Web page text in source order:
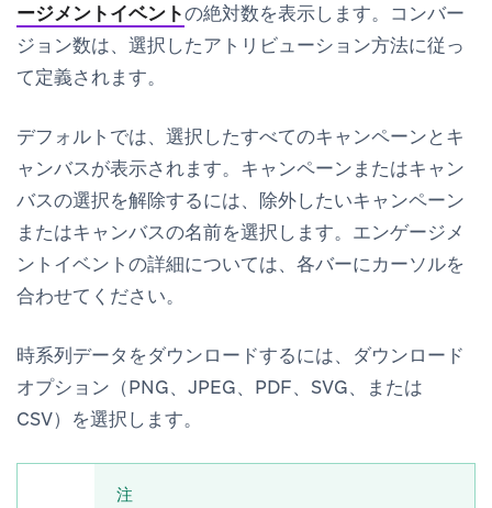
ージメントイベントの絶対数を表示します。コンバー
ジョン数は、選択したアトリビューション方法に従っ
て定義されます。
デフォルトでは、選択したすべてのキャンペーンとキ
ャンバスが表示されます。キャンペーンまたはキャン
バスの選択を解除するには、除外したいキャンペーン
またはキャンバスの名前を選択します。エンゲージメ
ントイベントの詳細については、各バーにカーソルを
合わせてください。
時系列データをダウンロードするには、ダウンロード
オプション（PNG、JPEG、PDF、SVG、または
CSV）を選択します。
注